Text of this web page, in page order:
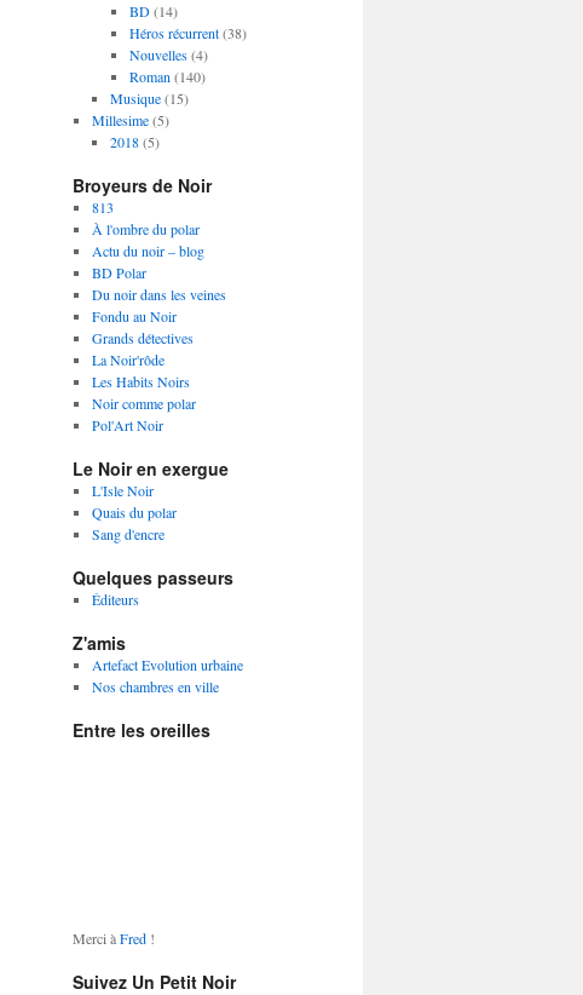
BD(14)
Héros récurrent(38)
Nouvelles(4)
Roman (140)
Musique(15)
Millesime(5)
2018(5)
Broyeurs de Noir
813
À l'ombre du polar
Actu du noir – blog
BD Polar
Du noir dans les veines
Fondu au Noir
Grands détectives
La Noir'rôde
Les Habits Noirs
Noir comme polar
Pol'Art Noir
Le Noir en exergue
L'Isle Noir
Quais du polar
Sang d'encre
Quelques passeurs
Éditeurs
Z'amis
Artefact Evolution urbaine
Nos chambres en ville
Entre les oreilles
Merci àFred !
Suivez Un Petit Noir